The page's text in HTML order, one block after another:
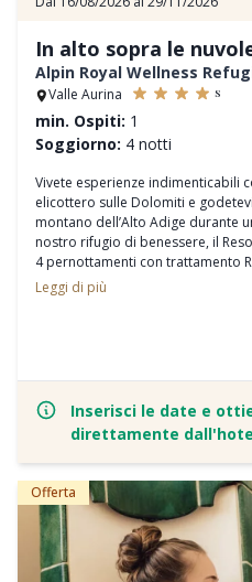
In alto sopra le
Alpin Royal Wellness
Valle Aurina s
min. Ospiti: 1
Soggiorno: 4 notti
Vivete esperienze indimenticabili
elicottero sulle Dolomiti e
montano dell’Alto Adige durante
nostro rifugio di benessere, il
4 pernottamenti con trattamento
nostra area Wellness & Spa
Esclusivo volo in elicottero per
Escursione guidata nella
Programma attivo e vitale con
accompagnate
Leggi di più
Inserisci le date e
direttamente
Offerta